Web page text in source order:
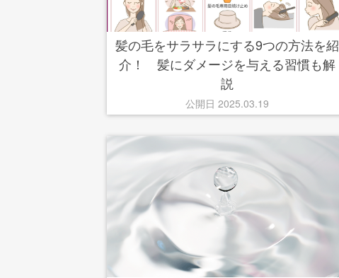
髪の毛をサラサラにする9つの方法を紹
介！ 髪にダメージを与える習慣も解
説
公開日 2025.03.19